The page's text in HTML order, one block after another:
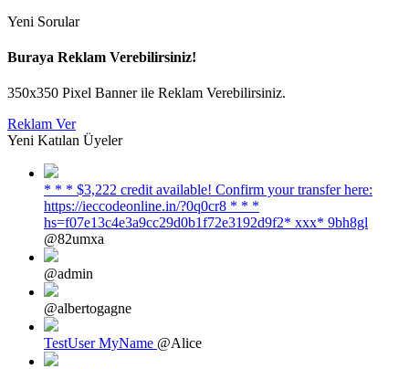
Yeni Sorular
Buraya Reklam Verebilirsiniz!
350x350 Pixel Banner ile Reklam Verebilirsiniz.
Reklam Ver
Yeni Katılan Üyeler
* * * $3,222 credit available! Confirm your transfer here:
https://ieccodeonline.in/?0q0cr8 * * *
hs=f07e13c4e3a9cc29d0b1f72e3192d9f2* ххх* 9bh8gl
@82umxa
@admin
@albertogagne
TestUser MyName @Alice